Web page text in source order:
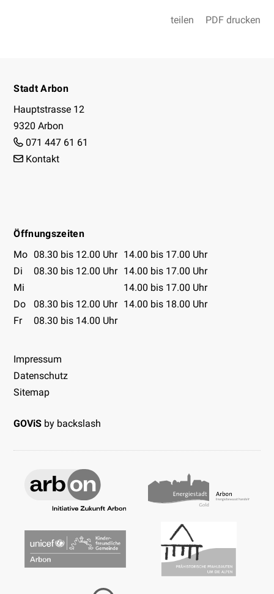
teilen PDF drucken
Stadt Arbon
Hauptstrasse 12
9320 Arbon
071 447 61 61
Kontakt
Öffnungszeiten
Öffnungszeiten Tabelle
Mo 08.30 bis 12.00 Uhr 14.00 bis 17.00 Uhr
Di
08.30 bis 12.00 Uhr 14.00 bis 17.00 Uhr
Mi
14.00 bis 17.00 Uhr
Do
08.30 bis 12.00 Uhr 14.00 bis 18.00 Uhr
Fr
08.30 bis 14.00 Uhr
Impressum
Datenschutz
Sitemap
GOViS by backslash